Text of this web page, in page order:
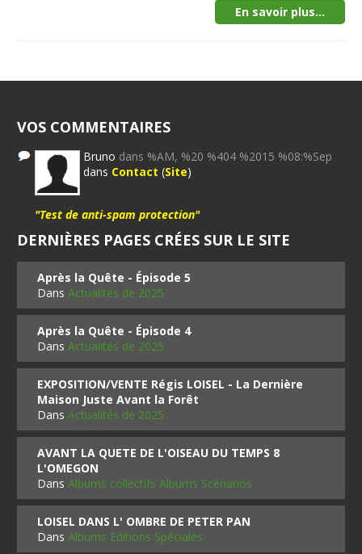
En savoir plus...
VOS COMMENTAIRES
Bruno dans %AM, %20 %404 %2015 %08:%Sep
dans Contact (Site)
"Test de anti-spam protection"
DERNIÈRES PAGES CRÉES SUR LE SITE
Après la Quête - Épisode 5
DansActualités de 2025
Après la Quête - Épisode 4
DansActualités de 2025
EXPOSITION/VENTE Régis LOISEL - La Dernière
Maison Juste Avant la Forêt
DansActualités de 2025
AVANT LA QUETE DE L'OISEAU DU TEMPS 8
L'OMEGON
DansAlbums collectifs Albums Scénarios
LOISEL DANS L' OMBRE DE PETER PAN
DansAlbums Editions Spéciales